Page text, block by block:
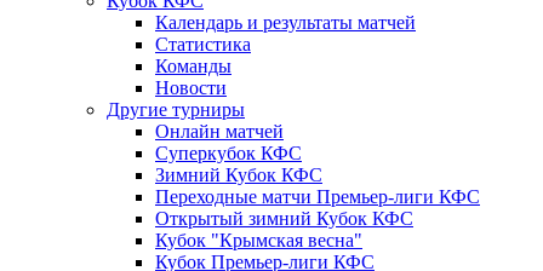
Календарь и результаты матчей
Статистика
Команды
Новости
Другие турниры
Онлайн матчей
Суперкубок КФС
Зимний Кубок КФС
Переходные матчи Премьер-лиги КФС
Открытый зимний Кубок КФС
Кубок "Крымская весна"
Кубок Премьер-лиги КФС